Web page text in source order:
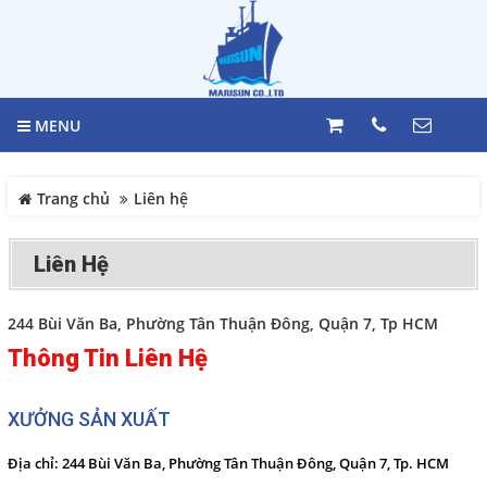
MENU
Trang chủ Liên hệ
Liên Hệ
244 Bùi Văn Ba, Phường Tân Thuận Đông, Quận 7, Tp HCM
Thông Tin Liên Hệ
XƯỞNG SẢN XUẤT
Địa chỉ: 244 Bùi Văn Ba, Phường Tân Thuận Đông, Quận 7, Tp. HCM
Giới thiệu
Sản phẩm
HỆ THỐNG BÁO MỨC
HỆ THỐNG MÁY LÁI
MARINE EQUIPMENT
Nhật Bản
GIỎ HÀNG
098 392 0098 -
244 Bùi văn Ba, Phường Tân
COPYRIGHT 2017. ALL RIGHTS RESERVED